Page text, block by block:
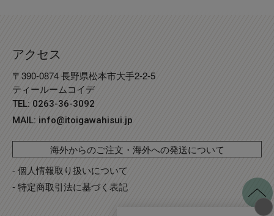
アクセス
〒390-0874 長野県松本市大手2-2-5
ティールームコイデ
TEL: 0263-36-3092
MAIL: info@itoigawahisui.jp
海外からのご注文・海外への発送について
- 個人情報取り扱いについて
- 特定商取引法に基づく表記